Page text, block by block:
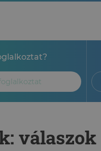
válaszok